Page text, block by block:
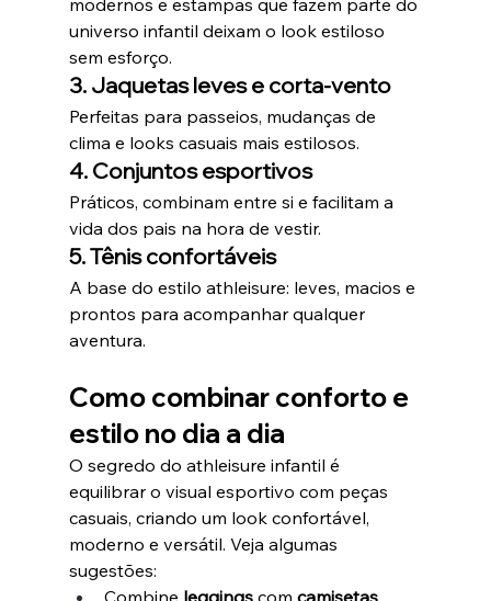
modernos e estampas que fazem parte do
universo infantil deixam o look estiloso
sem esforço.
3. Jaquetas leves e corta-vento
Perfeitas para passeios, mudanças de
clima e looks casuais mais estilosos.
4. Conjuntos esportivos
Práticos, combinam entre si e facilitam a
vida dos pais na hora de vestir.
5. Tênis confortáveis
A base do estilo athleisure: leves, macios e
prontos para acompanhar qualquer
aventura.
Como combinar conforto e
estilo no dia a dia
O segredo do athleisure infantil é
equilibrar o visual esportivo com peças
casuais, criando um look confortável,
moderno e versátil. Veja algumas
sugestões: